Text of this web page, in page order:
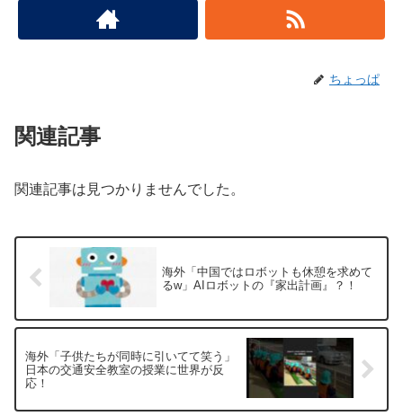
ちょっぱ
関連記事
関連記事は見つかりませんでした。
海外「中国ではロボットも休憩を求めて
るw」AIロボットの『家出計画』？！
海外「子供たちが同時に引いてて笑う」
日本の交通安全教室の授業に世界が反
応！